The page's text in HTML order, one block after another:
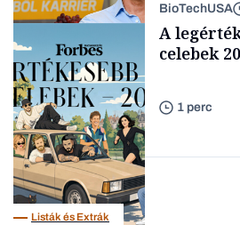
Családi
Content Lab HUB
BioTechUSA
Listák és Extrák
A
celebek
1 perc